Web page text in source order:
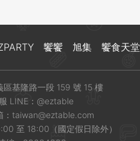
饗饗 旭集 饗食天堂
區基隆路一段 159 號 15 樓
LINE： @eztable
taiwan@eztable.com
至 18:00（國定假日除外）